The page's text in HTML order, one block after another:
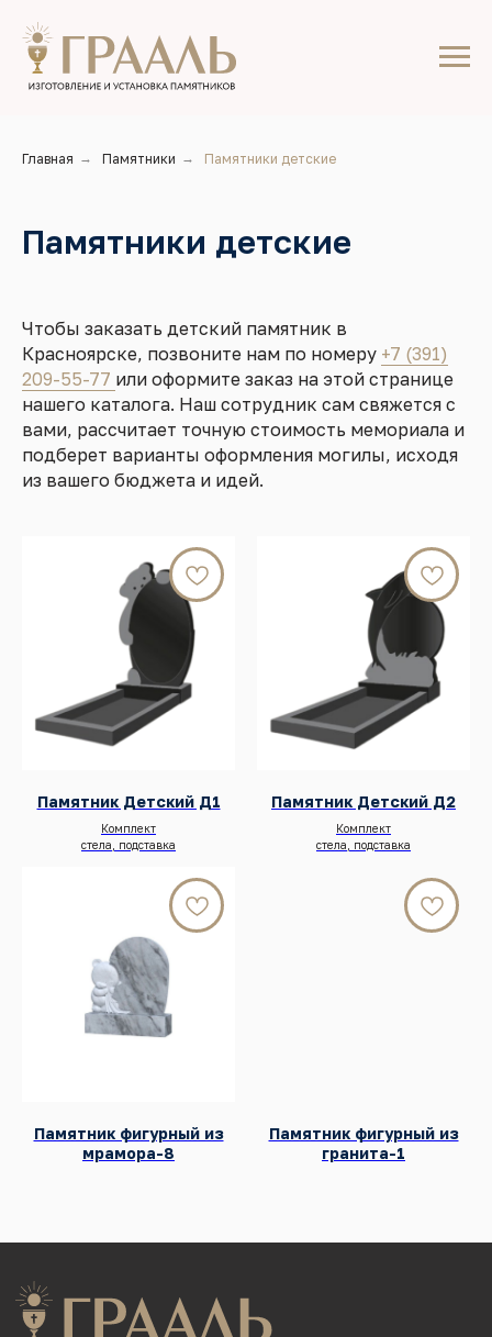
Главная → Памятники → Памятники детские
Памятники детские
Чтобы заказать детский памятник в
Красноярске, позвоните нам по номеру +7 (391)
209-55-77 или оформите заказ на этой странице
нашего каталога. Наш сотрудник сам свяжется с
вами, рассчитает точную стоимость мемориала и
подберет варианты оформления могилы, исходя
из вашего бюджета и идей.
Памятник Детский Д1
Комплект
стела, подставка
Памятник Детский Д2
Комплект
стела, подставка
Памятник фигурный из
мрамора-8
Памятник фигурный из
гранита-1
Столы и скамейки
Ограды
г.Красноярск, Енисейский тракт, 8 к/4 (кл. Бадалык)
+7 (391) 209-55-77
Разработка сайтов